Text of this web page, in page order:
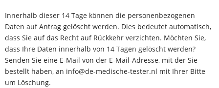
Innerhalb dieser 14 Tage können die personenbezogenen
Daten auf Antrag gelöscht werden. Dies bedeutet automatisch,
dass Sie auf das Recht auf Rückkehr verzichten. Möchten Sie,
dass Ihre Daten innerhalb von 14 Tagen gelöscht werden?
Senden Sie eine E-Mail von der E-Mail-Adresse, mit der Sie
bestellt haben, an info@de-medische-tester.nl mit Ihrer Bitte
um Löschung.